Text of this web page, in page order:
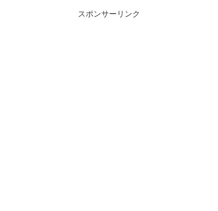
スポンサーリンク